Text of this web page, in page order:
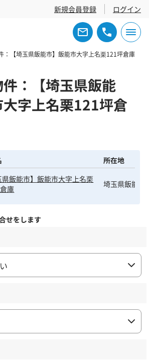
新規会員登録 ログイン
：【埼玉県飯能市】飯能市大字上名栗121坪倉庫
：【埼玉県飯能
字上名栗121坪倉
所在地
県飯能市】飯能市大字上名栗
庫
埼玉県飯能市
せをします